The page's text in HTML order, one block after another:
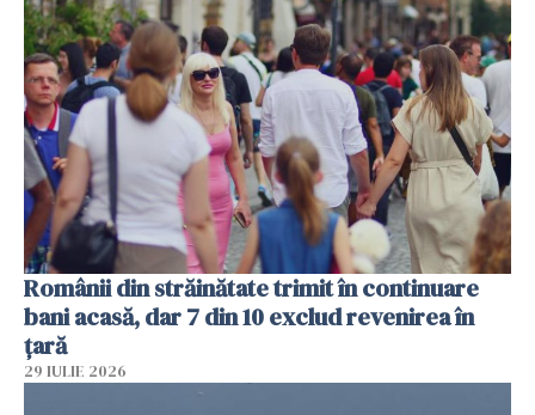
Românii din străinătate trimit în continuare
bani acasă, dar 7 din 10 exclud revenirea în
țară
29 IULIE 2026